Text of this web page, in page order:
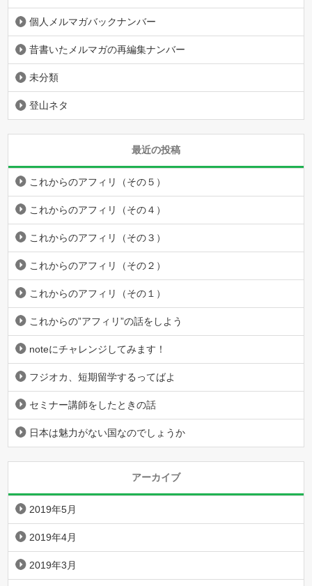
個人メルマガバックナンバー
昔書いたメルマガの再編集ナンバー
未分類
登山ネタ
最近の投稿
これからのアフィリ（その５）
これからのアフィリ（その４）
これからのアフィリ（その３）
これからのアフィリ（その２）
これからのアフィリ（その１）
これからの”アフィリ”の話をしよう
noteにチャレンジしてみます！
フジオカ、短期留学するってばよ
セミナー講師をしたときの話
日本は魅力がない国なのでしょうか
アーカイブ
2019年5月
2019年4月
2019年3月